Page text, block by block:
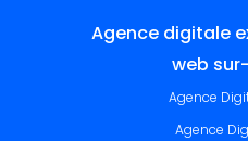
Agence digitale
web
Agence
Agence